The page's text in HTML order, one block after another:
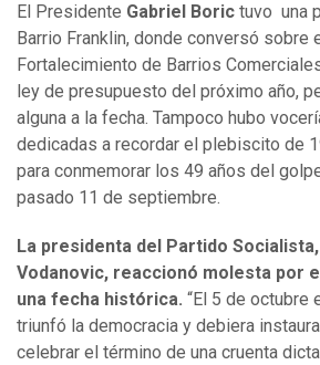
El Presidente Gabriel Boric tuvo una
Barrio Franklin, donde conversó sobre
Fortalecimiento de Barrios
ley de presupuesto del próximo año,
alguna a la fecha. Tampoco hubo
dedicadas a recordar el plebiscito de
para conmemorar los 49 años del
pasado 11 de septiembre.
La presidenta del Partido
Vodanovic, reaccionó molesta por
una fecha histórica. “El 5 de octubre
triunfó la democracia y debiera
celebrar el término de una cruenta